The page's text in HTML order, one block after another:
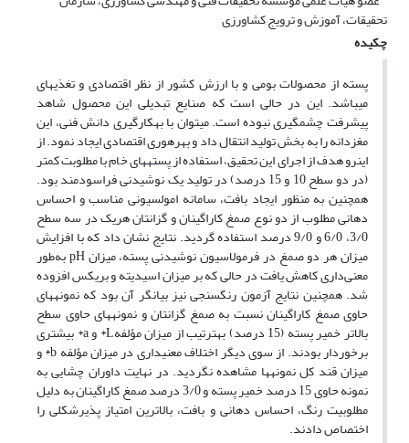
تحقیقات، آموزش و ترویج کشاورزی
چکیده
پسته از محصولات بومی و با ارزش کشور از نظر اقتصادی و تغذیه‏ای
می‏باشد. این در حالی است که صنایع تبدیلی این محصول شاهد
پیشرفت چشمگیری نبوده است. می‏توان با به‏کارگیری دانش فنی، این
مغزدانه را به بخش تولید انتقال داد و بهره‏وری اقتصادی ایجاد نمود. از
این‏رو هدف از اجرای این تحقیق، استفاده از پسته‏های خام با مطلوبت کمتر
(در دو سطح 10 و 15 درصد) در تولید یک نوشیدنی فراسودمند بود.
هم‏چنین به منظور ایجاد بافت، سامانه امولسیونی مناسب و احساس
دهانی مطلوب از دو نوع صمغ کاراگینان و گزانتان هریک در سه سطح
3/0، 6/0 و 9/0 درصد استفاده گردید. نتایج نشان داد که با افزایش
میزان هر دو صمغ در فرمولاسیون نوشیدنی پسته، میزان pH به‌طور
معنی‌داری کاهش یافت در حالی که بر میزان اسیدیته و بریکس افزوده
شد. هم‏چنین نتایج آزمون رنگ‏سنجی نیز بیانگر آن بود که نمونه‏های
حاوی صمغ کاراگینان نسبت به صمغ گزانتان و نمونه‏های حاوی سطح
بالاتر خمیر پسته (15 درصد) به‏ترتیب از میزان مؤلفهL* و a* بیشتری
برخوردار بودند. از سوی دیگر اختلاف معنی‏داری در میزان مؤلفه b* و
میزان قند کل نمونه‏ها مشاهده نگردید. در نهایت داوران چشایی به
نمونه حاوی 15 درصد خمیر پسته و 3/0 درصد صمغ کاراگینان به دلیل
مطلوبیت رنگ، احساس دهانی و بافت، بالاترین امتیاز پذیرش‏کلی را
اختصاص دادند.